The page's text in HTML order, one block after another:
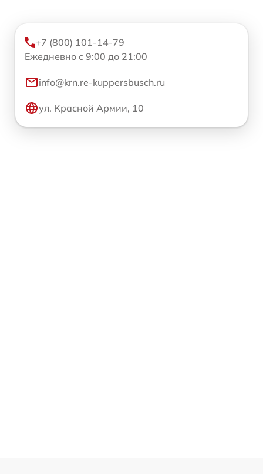
+7 (800) 101-14-79
Ежедневно с 9:00 до 21:00
info@krn.re-kuppersbusch.ru
ул. Красной Армии, 10